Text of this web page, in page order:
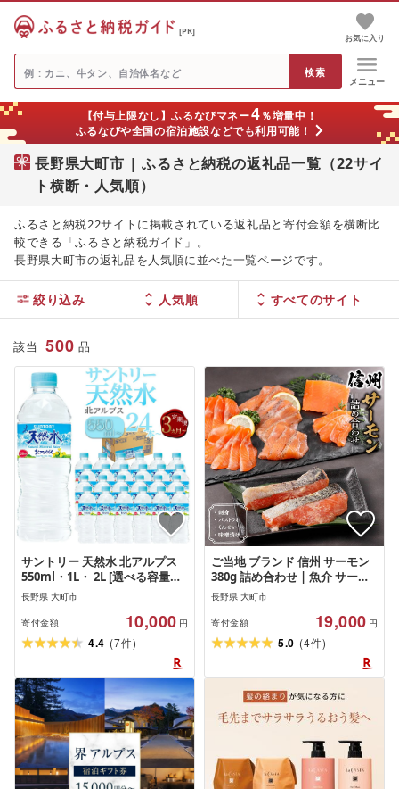
[PR]
お気に入り
メニュー
【付与上限なし】ふるなびマネー4％増量中！
ふるなびや全国の宿泊施設などでも利用可能！
長野県大町市 | ふるさと納税の返礼品一覧（22サイ
ト横断・人気順）
ふるさと納税22サイトに掲載されている返礼品と寄付金額を横断比
較できる「ふるさと納税ガイド」。
長野県大町市の返礼品を人気順に並べた一覧ページです。
絞り込み 人気順
該当 500 品
サントリー 天然水 北アルプス
550ml・1L・ 2L [選べる容量・
定期便] | 水 お水 PET 飲料 ドリ
ンク SUNTORY ミネラルウォー
ター お取り寄せ 人気 おすすめ
送料無料 長野県 大町市
長野県 大町市
寄付金額 10,000 円
4.4 (7件)
ご当地 ブランド 信州 サーモン
380g 詰め合わせ | 魚介 サーモ
ン 信州サーモン 刺身用 鮮度抜
群 地元養殖 人気 おすすめ 鮭 切
り身 グルメ 高タンパク ヘルシ
ー 送料無料 長野県 大町市 小分
け 燻製
長野県 大町市
寄付金額 19,000 円
5.0 (4件)